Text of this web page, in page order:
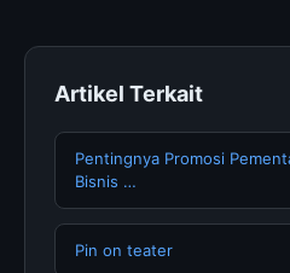
Artikel Terkait
Pentingnya Promosi
Bisnis …
Pin on teater